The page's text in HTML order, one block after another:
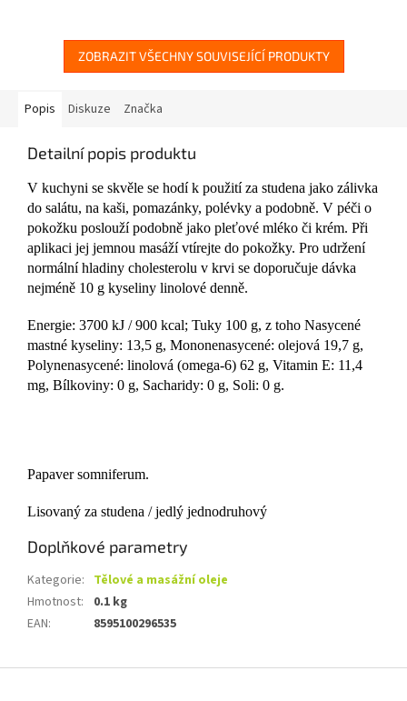
ZOBRAZIT VŠECHNY SOUVISEJÍCÍ PRODUKTY
Popis Diskuze Značka
Detailní popis produktu
V kuchyni se skvěle se hodí k použití za studena jako zálivka
do salátu, na kaši, pomazánky, polévky a podobně. V péči o
pokožku poslouží podobně jako pleťové mléko či krém. Při
aplikaci jej jemnou masáží vtírejte do pokožky. Pro udržení
normální hladiny cholesterolu v krvi se doporučuje dávka
nejméně 10 g kyseliny linolové denně.
Energie: 3700 kJ / 900 kcal; Tuky 100 g, z toho Nasycené
mastné kyseliny: 13,5 g, Mononenasycené: olejová 19,7 g,
Polynenasycené: linolová (omega-6) 62 g, Vitamin E: 11,4
mg, Bílkoviny: 0 g, Sacharidy: 0 g, Soli: 0 g.
Papaver somniferum.
Lisovaný za studena / jedlý jednodruhový
Doplňkové parametry
Kategorie: Tělové a masážní oleje
Hmotnost:
0.1 kg
EAN: 8595100296535